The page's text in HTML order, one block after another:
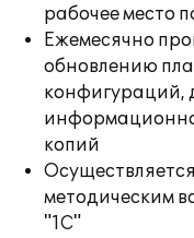
рабочее место
Ежемесячно
обновлению
конфигураций,
копий
методическим
"1С"